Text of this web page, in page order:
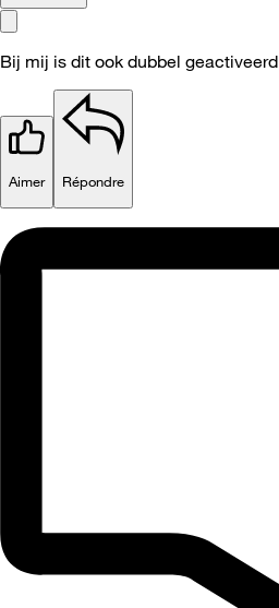
Bij mij is dit ook dubbel geactiveerd
Aimer Répondre